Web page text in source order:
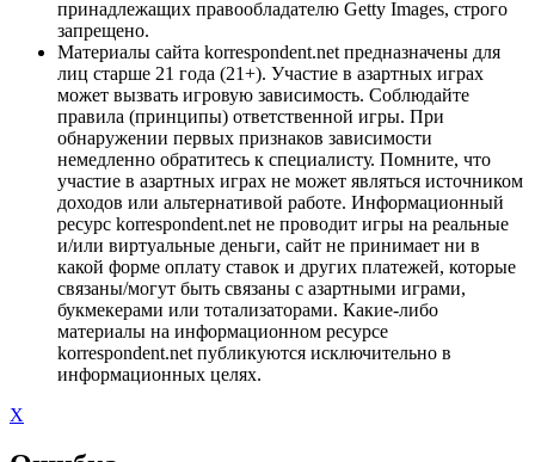
принадлежащих правообладателю Getty Images, строго
запрещено.
Материалы сайта korrespondent.net предназначены для
лиц старше 21 года (21+). Участие в азартных играх
может вызвать игровую зависимость. Соблюдайте
правила (принципы) ответственной игры. При
обнаружении первых признаков зависимости
немедленно обратитесь к специалисту. Помните, что
участие в азартных играх не может являться источником
доходов или альтернативой работе. Информационный
ресурс korrespondent.net не проводит игры на реальные
и/или виртуальные деньги, сайт не принимает ни в
какой форме оплату ставок и других платежей, которые
связаны/могут быть связаны с азартными играми,
букмекерами или тотализаторами. Какие-либо
материалы на информационном ресурсе
korrespondent.net публикуются исключительно в
информационных целях.
X